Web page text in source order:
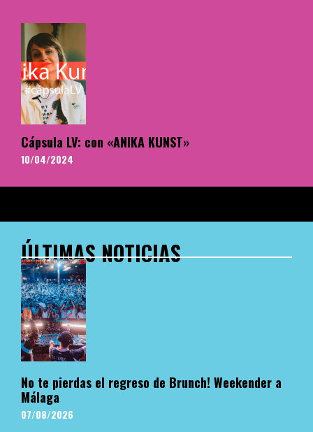
Cápsula LV: con «ANIKA KUNST»
10/04/2024
ÚLTIMAS NOTICIAS
No te pierdas el regreso de Brunch! Weekender a
Málaga
07/08/2026